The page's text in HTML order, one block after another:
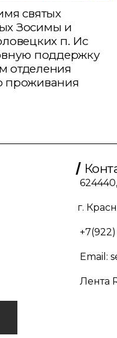
святых
Зосимы и
п. Ис
поддержку
отделения
проживания
г.
+7(922)
Email:
Лента